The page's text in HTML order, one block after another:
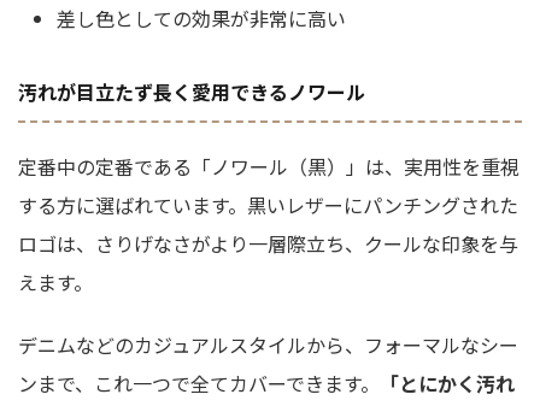
差し色としての効果が非常に高い
汚れが目立たず長く愛用できるノワール
定番中の定番である「ノワール（黒）」は、実用性を重視
する方に選ばれています。黒いレザーにパンチングされた
ロゴは、さりげなさがより一層際立ち、クールな印象を与
えます。
デニムなどのカジュアルスタイルから、フォーマルなシー
ンまで、これ一つで全てカバーできます。
「とにかく汚れ